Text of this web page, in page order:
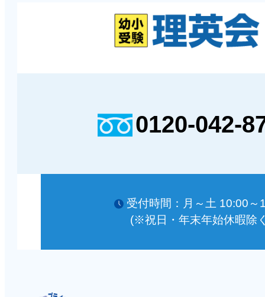
0120-042-
受付時間：月～土 10:00～
(※祝日・年末年始休暇除